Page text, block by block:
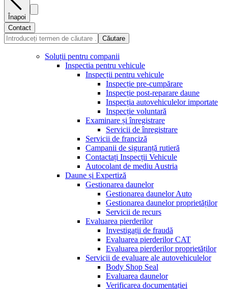
Înapoi
Contact
Căutare
Soluții pentru companii
Inspectia pentru vehicule
Inspecții pentru vehicule
Inspecție pre-cumpărare
Inspecție post-reparare daune
Inspecția autovehiculelor importate
Inspecție voluntară
Examinare și înregistrare
Servicii de înregistrare
Servicii de franciză
Campanii de siguranță rutieră
Contactați Inspecții Vehicule
Autocolant de mediu Austria
Daune și Expertiză
Gestionarea daunelor
Gestionarea daunelor Auto
Gestionarea daunelor proprietăților
Servicii de recurs
Evaluarea pierderilor
Investigații de fraudă
Evaluarea pierderilor CAT
Evaluarea pierderilor proprietăților
Servicii de evaluare ale autovehiculelor
Body Shop Seal
Evaluarea daunelor
Verificarea documentației